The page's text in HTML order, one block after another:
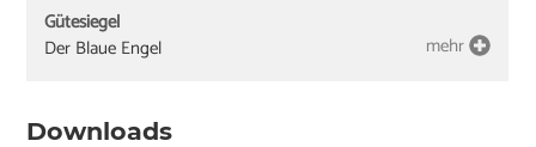
Gütesiegel
Der Blaue Engel
mehr
Downloads